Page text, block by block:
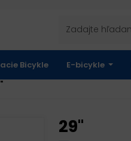
Bicykle E-bicykle
29"